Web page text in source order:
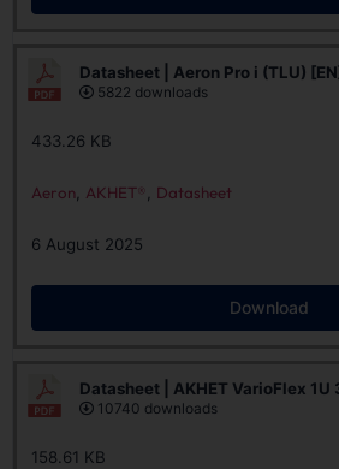
Datasheet | Aeron Pro i (TLU) [EN]
5822 downloads
433.26 KB
Aeron AKHET® Datasheet
6 August 2025
Download
Datasheet | AKHET VarioFlex 1U
10740 downloads
158.61 KB